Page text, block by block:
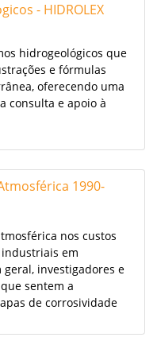
- HIDROLEX
hidrogeológicos que
e fórmulas
oferecendo uma
consulta e apoio à
1990-
nos custos
em
investigadores e
sentem a
de corrosividade